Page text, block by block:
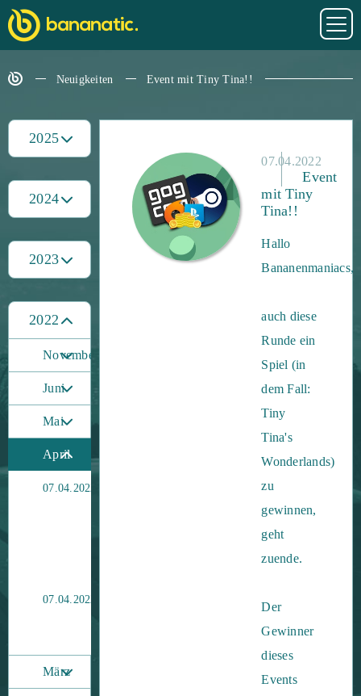
Neuigkeiten Event mit Tiny Tina!!
07.04.2022
Event
mit Tiny
Tina!!
Hallo
Bananenmaniacs,
auch diese
Runde ein
Spiel (in
dem Fall:
Tiny
Tina's
Wonderlands)
zu
gewinnen,
geht
zuende.
Der
Gewinner
dieses
Events
2025
2024
2023
2022
November
Juni
Mai
April
07.04.2022
07.04.2022
März